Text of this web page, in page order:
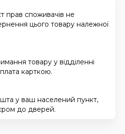
прав споживачів не
цього товару належної
товару у відділенні
карткою.
у ваш населений пункт,
до дверей.